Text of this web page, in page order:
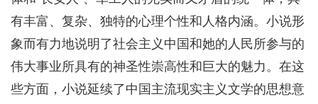
有丰富、复杂、独特的心理个性和人格内涵。小说形
象而有力地说明了社会主义中国和她的人民所参与的
伟大事业所具有的神圣性崇高性和巨大的魅力。在这
些方面，小说延续了中国主流现实主义文学的思想意